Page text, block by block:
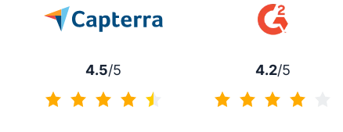
4.5/5 4.2/5